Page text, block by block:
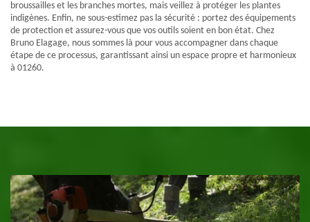
broussailles et les branches mortes, mais veillez à protéger les plantes
indigènes. Enfin, ne sous-estimez pas la sécurité : portez des équipements
de protection et assurez-vous que vos outils soient en bon état. Chez
Bruno Elagage, nous sommes là pour vous accompagner dans chaque
étape de ce processus, garantissant ainsi un espace propre et harmonieux
à 01260.